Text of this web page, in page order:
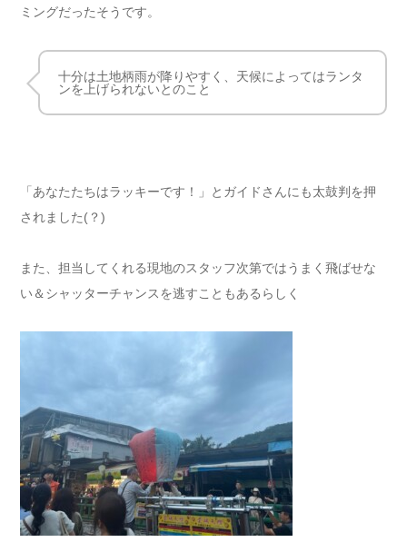
ミングだったそうです。
十分は土地柄雨が降りやすく、天候によってはランタ
ンを上げられないとのこと
「あなたたちはラッキーです！」とガイドさんにも太鼓判を押
されました(？)
また、担当してくれる現地のスタッフ次第ではうまく飛ばせな
い＆シャッターチャンスを逃すこともあるらしく